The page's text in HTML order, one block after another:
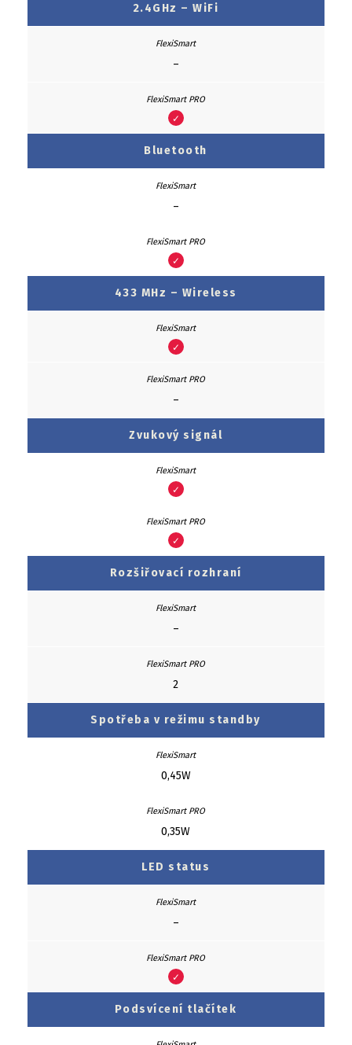
2.4GHz – WiFi
–
✓
Bluetooth
–
✓
433 MHz – Wireless
✓
–
Zvukový signál
✓
✓
Rozšiřovací rozhraní
–
2
Spotřeba v režimu standby
0,45W
0,35W
LED status
–
✓
Podsvícení tlačítek